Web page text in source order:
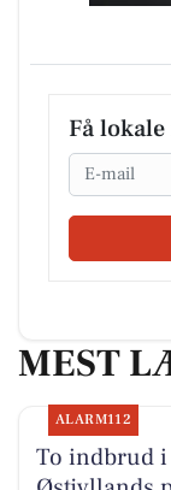
Få
Email
MEST
ALARM112
To indbrud